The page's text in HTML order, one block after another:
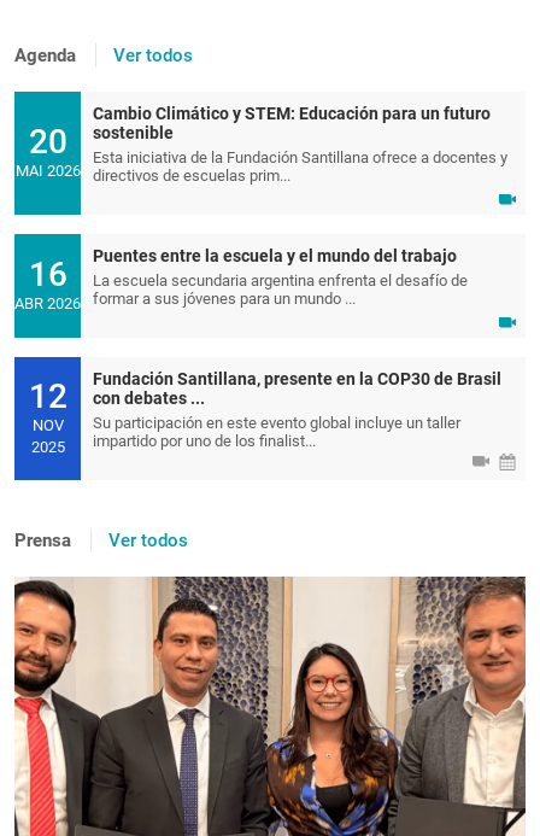
Agenda Ver todos
20
MAI 2026
Cambio Climático y STEM: Educación para un futuro
sostenible
Esta iniciativa de la Fundación Santillana ofrece a docentes y
directivos de escuelas prim...
16
ABR 2026
Puentes entre la escuela y el mundo del trabajo
La escuela secundaria argentina enfrenta el desafío de
formar a sus jóvenes para un mundo ...
12
NOV
2025
Fundación Santillana, presente en la COP30 de Brasil
con debates ...
Su participación en este evento global incluye un taller
impartido por uno de los finalist...
Prensa Ver todos